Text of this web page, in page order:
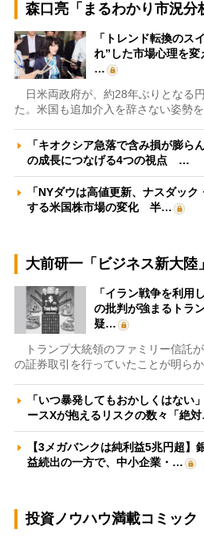
森口亮「まるわかり市況分
「トレンド転換のス
れ”した市場心理を変
…
日米両政府が、約28年ぶりとなる
た。米国も追加介入を辞さない姿勢
「キオクシア急落で含み損が膨
の成長につなげる4つの視点 …
「NYダウは高値更新、ナスダッ
する米国株市場の変化 半…
大前研一「ビジネス新大陸
「イラン戦争を利用
の批判が強まるトラ
疑…
トランプ大統領のファミリー信託
の証券取引を行っていたことが明ら
「いつ暴発してもおかしくはない
ースXが抱えるリスクの数々「絶
【3メガバンクは純利益5兆円超
益続出の一方で、中小企業・…
投資ノウハウ満載コミック